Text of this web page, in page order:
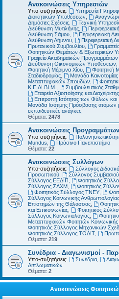
Ανακοινώσεις Υπηρεσιών
Υπο-συζητήσεις: Υπηρεσία
Διοικητικών Υποθέσεων
Δημόσιες Σχέσεις
Τεχνική
Διεύθυνση Μυτιλήνης
Διεύθυνση Σάμου
Περιφερειακή
Διεύθυνση Λήμνου
Περιφερειακή
Πρυτανικού Συμβουλίου
Φοιτητικών Θεμάτων & Εξωτερικών
Γραφείο Ακαδημαϊκών
Διεύθυνση Οικονομικών Υποθέσεων
Φοιτητική Μέριμνα Χίου
Φοιτητική
Σταδιοδρομίας
Μονάδα Καινοτομίας
Μεταπτυχιακών Σπουδών
Κ.Ε.ΔΙ.ΒΙ.Μ.
Συμβουλευτικός
Εταιρεία Αξιοποίησης και
Επιτροπή Ισότητας των Φύλων
Μονάδα Ισότιμης Πρόσβασης ατόμων
εκπαιδευτικές ανάγκες
Θέματα: 2478
Ανακοινώσεις Προγραμμάτων
Υπο-συζητήσεις:
Mundus
Πράσινο Πανεπιστήμιο
Θέματα: 22
Ανακοινώσεις Συλλόγων
Υπο-συζητήσεις: Σύλλογος
Προσωπικού
Σύλλογος
Σύλλογος ΕΕΔΙΠ
Φοιτητικός
Σύλλογος ΣΑΧΜ
Φοιτητικός
Φοιτητικός Σύλλογος ΤΝΕΥ,
Σύλλογος Κοινωνικής Ανθρωπολογίας
Επιστημών της Θάλασσας
και Επικοινωνίας
Φοιτητικός
Σύλλογος Κοινωνιολογίας
Μεταπτυχιακών Φοιτητών
Φοιτητικός Σύλλογος Μηχανικών
Φοιτητικός Σύλλογος ΤΟΔΙΤ
Θέματα: 219
Συνέδρια - Διαγωνισμοί -
Υπο-συζητήσεις: Συνέδρια,
Διπλωματικών
Θέματα: 2
Ανακοινώσεις